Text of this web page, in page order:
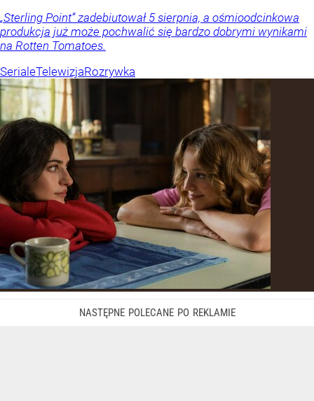
„Sterling Point” zadebiutował 5 sierpnia, a ośmioodcinkowa
produkcja już może pochwalić się bardzo dobrymi wynikami
na Rotten Tomatoes.
SerialeTelewizjaRozrywka